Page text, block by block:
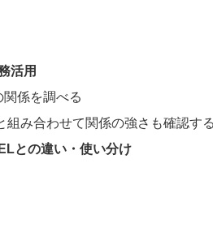
活用
係を調べる
組み合わせて関係の強さも確認する
との違い・使い分け